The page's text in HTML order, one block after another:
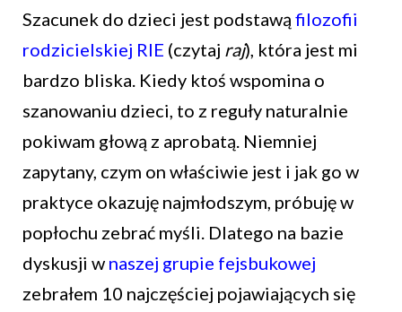
Szacunek do dzieci jest podstawą filozofii
rodzicielskiej RIE (czytaj raj), która jest mi
bardzo bliska. Kiedy ktoś wspomina o
szanowaniu dzieci, to z reguły naturalnie
pokiwam głową z aprobatą. Niemniej
zapytany, czym on właściwie jest i jak go w
praktyce okazuję najmłodszym, próbuję w
popłochu zebrać myśli. Dlatego na bazie
dyskusji w naszej grupie fejsbukowej
zebrałem 10 najczęściej pojawiających się